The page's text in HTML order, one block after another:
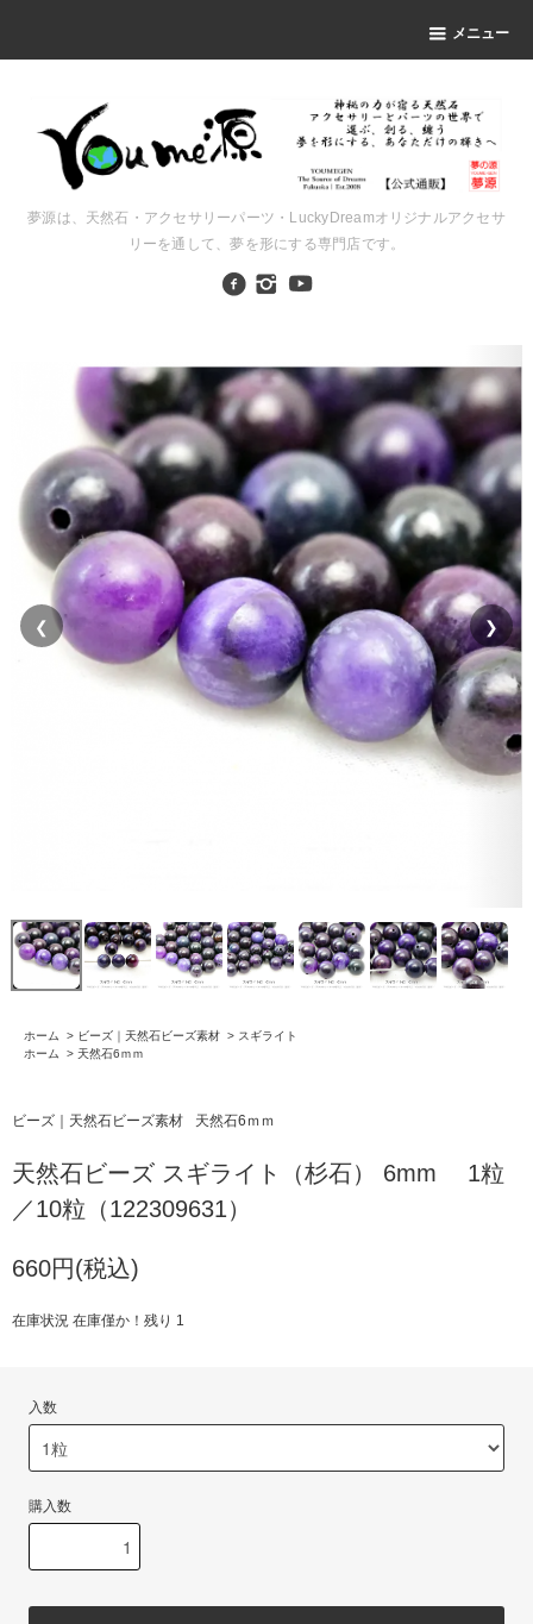
メニュー
夢源は、天然石・アクセサリーパーツ・LuckyDreamオリジナルアクセサ
リーを通して、夢を形にする専門店です。
❮ ❯
ホーム > ビーズ｜天然石ビーズ素材 > スギライト
ホーム
> 天然石6ｍｍ
ビーズ｜天然石ビーズ素材 天然石6ｍｍ
天然石ビーズ スギライト（杉石） 6mm 1粒
／10粒（122309631）
660円(税込)
在庫状況 在庫僅か！残り 1
入数
購入数